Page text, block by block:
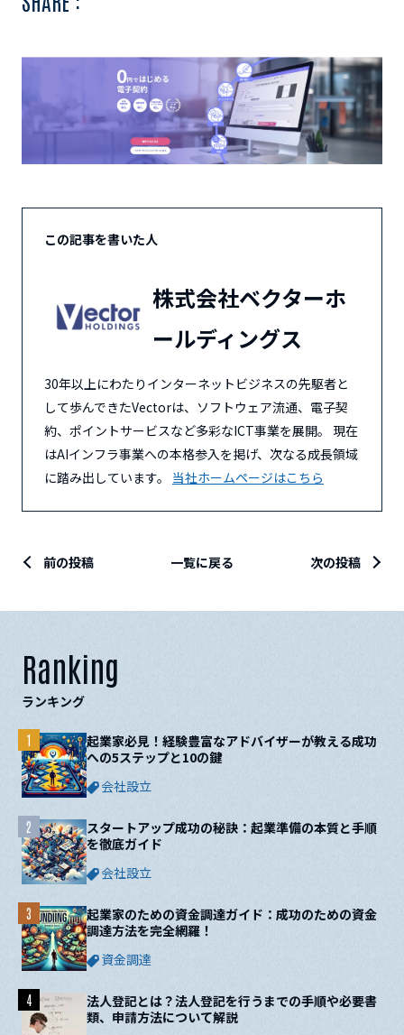
この記事を書いた人
株式会社ベクターホ
ールディングス
30年以上にわたりインターネットビジネスの先駆者と
して歩んできたVectorは、ソフトウェア流通、電子契
約、ポイントサービスなど多彩なICT事業を展開。 現在
はAIインフラ事業への本格参入を掲げ、次なる成長領域
に踏み出しています。 当社ホームページはこちら
前の投稿 一覧に戻る 次の投稿
Ranking
ランキング
起業家必見！経験豊富なアドバイザーが教える成功
への5ステップと10の鍵
会社設立
1
スタートアップ成功の秘訣：起業準備の本質と手順
を徹底ガイド
会社設立
2
起業家のための資金調達ガイド：成功のための資金
調達方法を完全網羅！
資金調達
3
法人登記とは？法人登記を行うまでの手順や必要書
類、申請方法について解説
4